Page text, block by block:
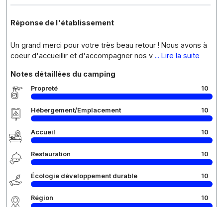
Réponse de l'établissement
Un grand merci pour votre très beau retour ! Nous avons à
coeur d'accueillir et d'accompagner nos v ... Lire la suite
Notes détaillées du camping
Propreté 10
Hébergement/Emplacement 10
Accueil 10
Restauration 10
Écologie développement durable 10
Région 10